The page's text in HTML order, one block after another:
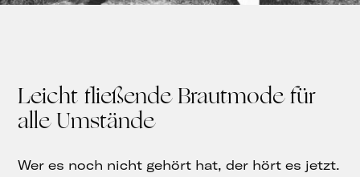
Leicht fließende Brautmode für
alle Umstände
Wer es noch nicht gehört hat, der hört es jetzt.